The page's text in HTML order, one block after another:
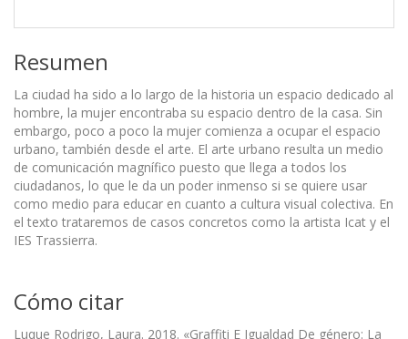
Resumen
La ciudad ha sido a lo largo de la historia un espacio dedicado al
hombre, la mujer encontraba su espacio dentro de la casa. Sin
embargo, poco a poco la mujer comienza a ocupar el espacio
urbano, también desde el arte. El arte urbano resulta un medio
de comunicación magnífico puesto que llega a todos los
ciudadanos, lo que le da un poder inmenso si se quiere usar
como medio para educar en cuanto a cultura visual colectiva. En
el texto trataremos de casos concretos como la artista Icat y el
IES Trassierra.
Cómo citar
Luque Rodrigo, Laura. 2018. «Graffiti E Igualdad De género: La